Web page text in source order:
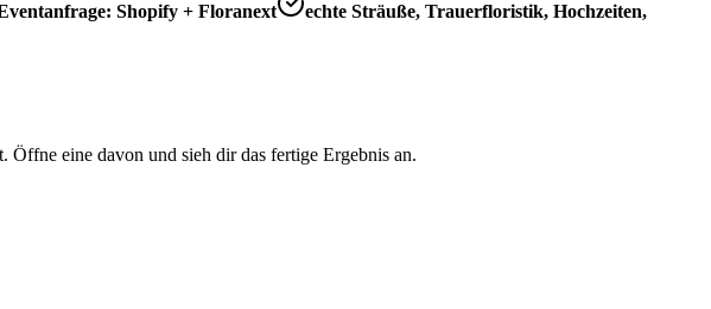
Shopify + Floranext
echte Sträuße, Trauerfloristik, Hochzeiten,
Öffne eine davon und sieh dir das fertige Ergebnis an.